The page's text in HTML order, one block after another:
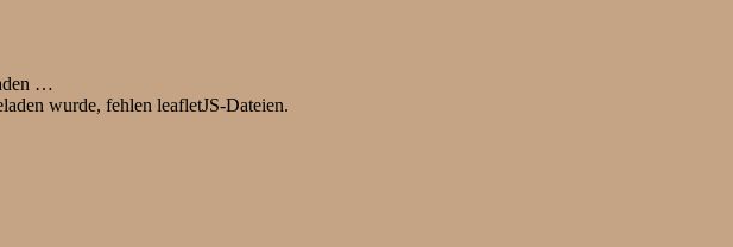
…
wurde, fehlen leafletJS-Dateien.